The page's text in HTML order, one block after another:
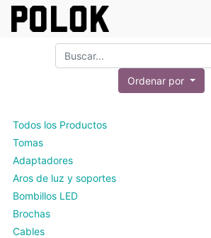
Ordenar por
Todos los Productos
Tomas
Adaptadores
Aros de luz y soportes
Bombillos LED
Brochas
Cables